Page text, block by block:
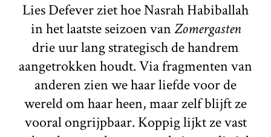
Lies Defever ziet hoe Nasrah Habiballah
in het laatste seizoen vanZomergasten
drie uur lang strategisch de handrem
aangetrokken houdt. Via fragmenten van
anderen zien we haar liefde voor de
wereld om haar heen, maar zelf blijft ze
vooral ongrijpbaar. Koppig lijkt ze vast